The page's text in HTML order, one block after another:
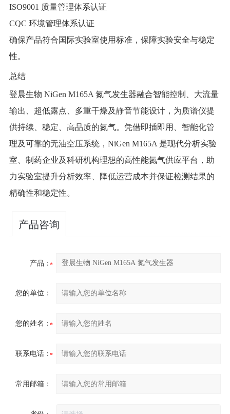
ISO9001 质量管理体系认证
CQC 环境管理体系认证
确保产品符合国际实验室使用标准，保障实验安全与稳定
性。
总结
登晨生物 NiGen M165A 氮气发生器融合智能控制、大流量
输出、超低露点、多重干燥及静音节能设计，为质谱仪提
供持续、稳定、高品质的氮气。凭借即插即用、智能化管
理及可靠的无油空压系统，NiGen M165A 是现代分析实验
室、制药企业及科研机构理想的高性能氮气供应平台，助
力实验室提升分析效率、降低运营成本并保证检测结果的
精确性和稳定性。
产品咨询
产品：
您的单位：
您的姓名：
联系电话：
常用邮箱：